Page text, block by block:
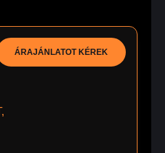
ÁRAJÁNLATOT KÉREK